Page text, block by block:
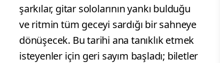
şarkılar, gitar sololarının yankı bulduğu
ve ritmin tüm geceyi sardığı bir sahneye
dönüşecek. Bu tarihi ana tanıklık etmek
isteyenler için geri sayım başladı; biletler